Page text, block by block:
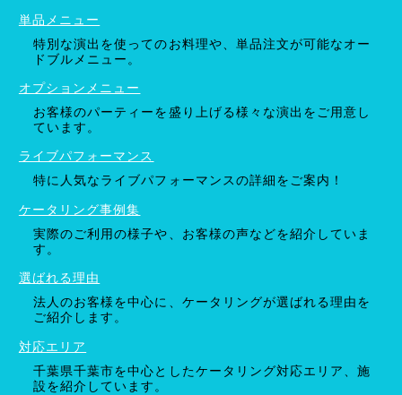
単品メニュー
特別な演出を使ってのお料理や、単品注文が可能なオー
ドブルメニュー。
オプションメニュー
お客様のパーティーを盛り上げる様々な演出をご用意し
ています。
ライブパフォーマンス
特に人気なライブパフォーマンスの詳細をご案内！
ケータリング事例集
実際のご利用の様子や、お客様の声などを紹介していま
す。
選ばれる理由
法人のお客様を中心に、ケータリングが選ばれる理由を
ご紹介します。
対応エリア
千葉県千葉市を中心としたケータリング対応エリア、施
設を紹介しています。